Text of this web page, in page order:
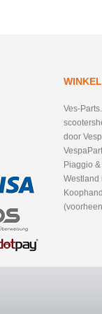
Ves-
door
Piaggio
Westland